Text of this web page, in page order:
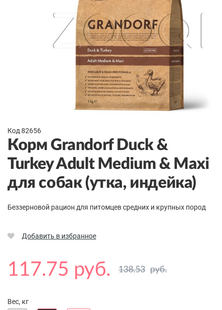
Код 82656
Корм Grandorf Duck &
Turkey Adult Medium & Maxi
для собак (утка, индейка)
Беззерновой рацион для питомцев средних и крупных пород
Добавить в избранное
117.75 руб. 138.53 руб.
Вес, кг